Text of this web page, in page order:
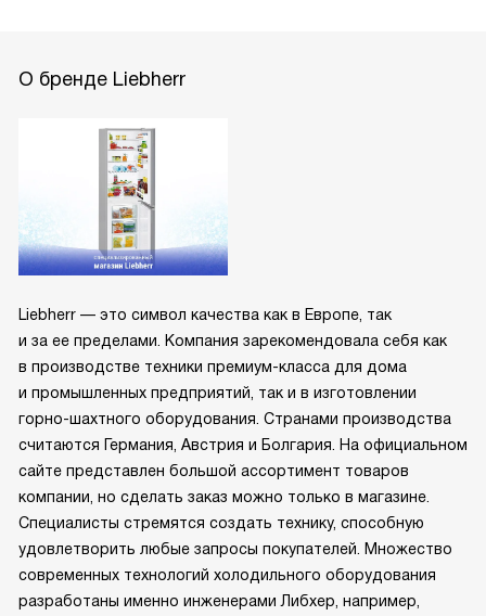
О бренде Liebherr
Liebherr — это символ качества как в Европе, так
и за ее пределами. Компания зарекомендовала себя как
в производстве техники премиум-класса для дома
и промышленных предприятий, так и в изготовлении
горно-шахтного оборудования. Странами производства
считаются Германия, Австрия и Болгария. На официальном
сайте представлен большой ассортимент товаров
компании, но сделать заказ можно только в магазине.
Специалисты стремятся создать технику, способную
удовлетворить любые запросы покупателей. Множество
современных технологий холодильного оборудования
разработаны именно инженерами Либхер, например,